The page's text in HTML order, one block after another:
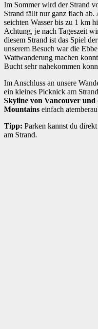
Im Sommer wird der Strand
Strand fällt nur ganz flach ab.
seichten Wasser bis zu 1 km
Achtung, je nach Tageszeit
diesem Strand ist das Spiel der
unserem Besuch war die
Wattwanderung machen
Bucht sehr nahekommen
Im Anschluss an unsere
ein kleines Picknick am
Skyline von Vancouver
Mountains einfach
Tipp: Parken kannst du
am Strand.